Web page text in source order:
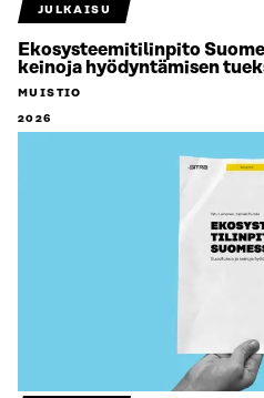
JULKAISU
Ekosysteemitilinpito
keinoja hyödyntämisen
MUISTIO
2026